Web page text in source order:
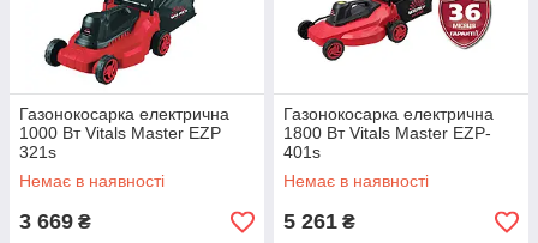
Газонокосарка електрична
1000 Вт Vitals Master EZP
321s
Немає в наявності
3 669 ₴
Газонокосарка електрична
1800 Вт Vitals Master EZP-
401s
Немає в наявності
5 261 ₴